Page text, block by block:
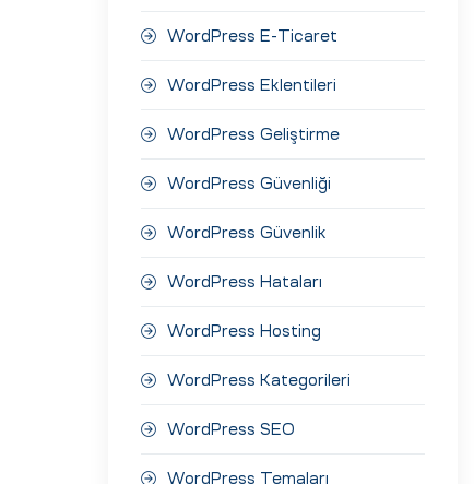
WordPress E-Ticaret
WordPress Eklentileri
WordPress Geliştirme
WordPress Güvenliği
WordPress Güvenlik
WordPress Hataları
WordPress Hosting
WordPress Kategorileri
WordPress SEO
WordPress Temaları